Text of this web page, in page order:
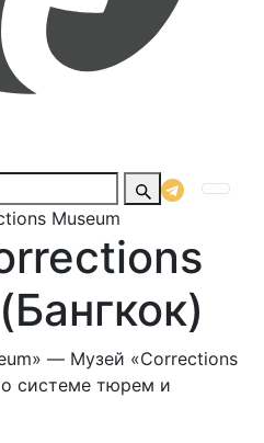
Museum
— Музей «Corrections
о системе тюрем и